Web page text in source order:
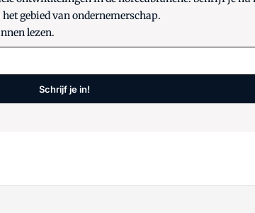
gebied van ondernemerschap.
lezen.
Schrijf je in!